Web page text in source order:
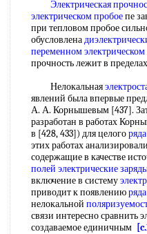
Электрическая
электрическом пробоепе
при тепловом пробое
обусловлена
переменном электрическом
прочность лежит в
Нелокальная
явлений была впервые
А. А. Корнышевым [437].
разработан в работах
в [428, 433]) для целогоряда
этих работах
содержащие в качестве
полей электрические
включение в систему
приводит к появлениюряда
нелокальной
связи интересно сравнить
создаваемое единичным